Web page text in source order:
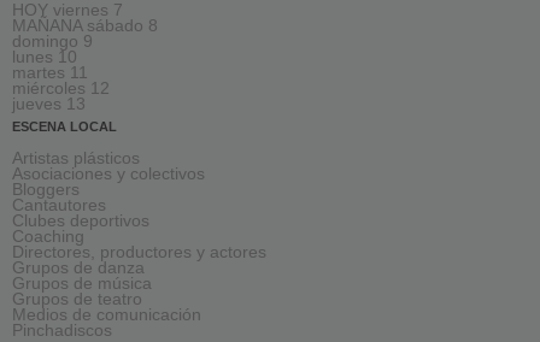
HOY viernes 7
MAÑANA sábado 8
domingo 9
lunes 10
martes 11
miércoles 12
jueves 13
ESCENA LOCAL
Artistas plásticos
Asociaciones y colectivos
Bloggers
Cantautores
Clubes deportivos
Coaching
Directores, productores y actores
Grupos de danza
Grupos de música
Grupos de teatro
Medios de comunicación
Pinchadiscos